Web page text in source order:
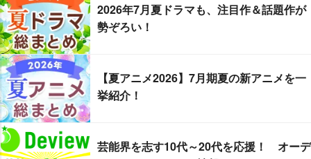
2026年7月夏ドラマも、注目作＆話題作が
勢ぞろい！
【夏アニメ2026】7月期夏の新アニメを一
挙紹介！
芸能界を志す10代～20代を応援！ オーデ